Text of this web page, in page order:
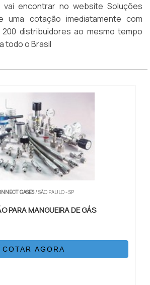
vai encontrar no website Soluções
uma cotação imediatamente com
200 distribuidores ao mesmo tempo
todo o Brasil
GASES/ SÃO PAULO - SP
PARA MANGUEIRA DE GÁS
COTAR AGORA